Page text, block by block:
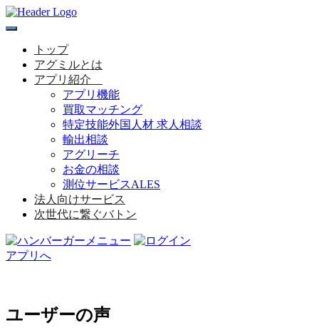
toggle
navigationトップ
アグミルとは
アプリ紹介
アプリ機能
買取マッチング
特定技能外国人材 求人相談
輸出相談
アグリーチ
お金の相談
測位サービスALES
法人向けサービス
次世代に繋ぐバトン
アプリへ
ユーザーの声